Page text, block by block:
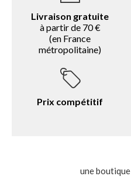
Livraison gratuite
à partir de 70 €
(en France
métropolitaine)
Prix compétitif
une boutique